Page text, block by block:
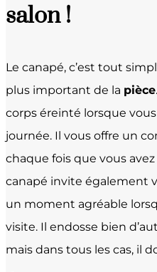
salon !
Le canapé, c’est tout
plus important de la pièce
corps éreinté lorsque
journée. Il vous offre un
chaque fois que vous
canapé invite également
un moment agréable
visite. Il endosse bien
mais dans tous les cas, il